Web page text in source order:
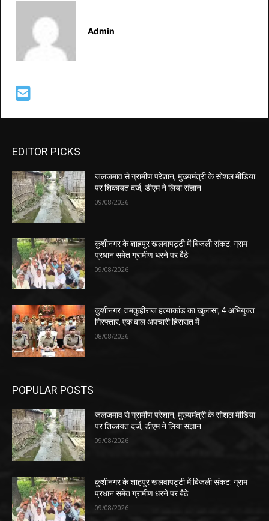
Admin
EDITOR PICKS
जलजमाव से ग्रामीण परेशान, मुख्यमंत्री के सोशल मीडिया
पर शिकायत दर्ज, डीएम ने लिया संज्ञान
09/08/2026
कुशीनगर के शाहपुर खलवापट्टी में बिजली संकट: ग्राम
प्रधान समेत ग्रामीण धरने पर बैठे
09/08/2026
कुशीनगर: तमकुहीराज हत्याकांड का खुलासा, 4 अभियुक्त
गिरफ्तार, एक बाल अपचारी हिरासत में
08/08/2026
POPULAR POSTS
जलजमाव से ग्रामीण परेशान, मुख्यमंत्री के सोशल मीडिया
पर शिकायत दर्ज, डीएम ने लिया संज्ञान
09/08/2026
कुशीनगर के शाहपुर खलवापट्टी में बिजली संकट: ग्राम
प्रधान समेत ग्रामीण धरने पर बैठे
09/08/2026